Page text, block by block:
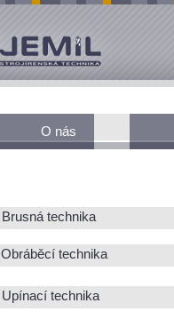
O nás
Brusná technika
Obráběcí technika
Upínací technika